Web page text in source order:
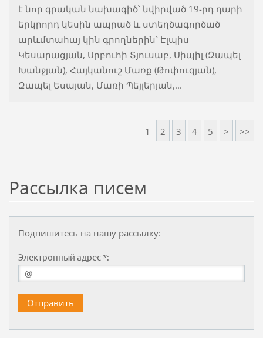
է նոր գրական նախագիծ՝ նվիրված 19-րդ դարի
երկրորդ կեսին ապրած և ստեղծագործած
արևմտահայ կին գրողներին՝ Էլպիս
Կեսարացյան, Սրբուհի Տյուսաբ, Սիպիլ (Զապել
Խանջյան), Հայկանուշ Մառք (Թոփուզյան),
Զապել Եսայան, Մառի Պեյլերյան,...
1 2 3 4 5 > >>
Рассылка писем
Подпишитесь на нашу рассылку:
Электронный адрес *: